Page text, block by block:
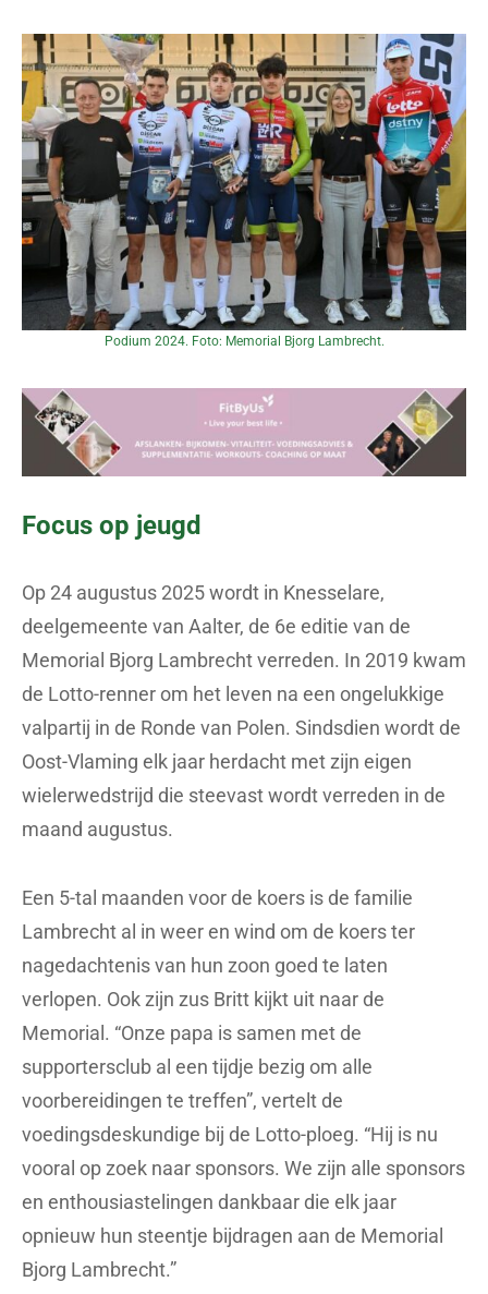
Podium 2024. Foto: Memorial Bjorg Lambrecht.
Focus op jeugd
Op 24 augustus 2025 wordt in Knesselare,
deelgemeente van Aalter, de 6e editie van de
Memorial Bjorg Lambrecht verreden. In 2019 kwam
de Lotto-renner om het leven na een ongelukkige
valpartij in de Ronde van Polen. Sindsdien wordt de
Oost-Vlaming elk jaar herdacht met zijn eigen
wielerwedstrijd die steevast wordt verreden in de
maand augustus.
Een 5-tal maanden voor de koers is de familie
Lambrecht al in weer en wind om de koers ter
nagedachtenis van hun zoon goed te laten
verlopen. Ook zijn zus Britt kijkt uit naar de
Memorial. “Onze papa is samen met de
supportersclub al een tijdje bezig om alle
voorbereidingen te treffen”, vertelt de
voedingsdeskundige bij de Lotto-ploeg. “Hij is nu
vooral op zoek naar sponsors. We zijn alle sponsors
en enthousiastelingen dankbaar die elk jaar
opnieuw hun steentje bijdragen aan de Memorial
Bjorg Lambrecht.”